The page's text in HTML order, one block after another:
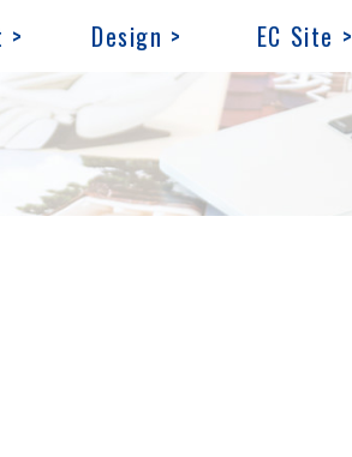
Design > EC Site >